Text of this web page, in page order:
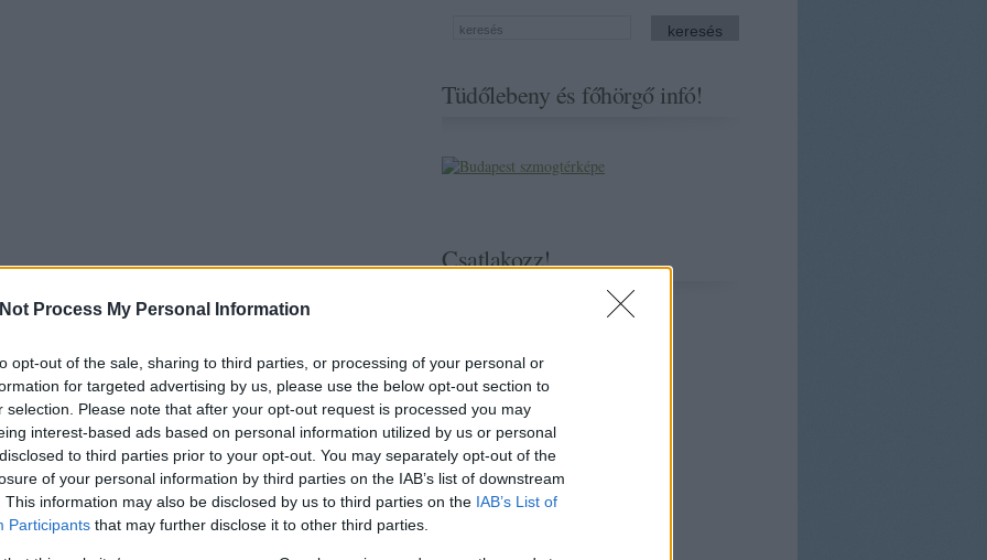
Process My Personal Information
opt-out of the sale, sharing to third parties, or processing of your personal or
for targeted advertising by us, please use the below opt-out section to
selection. Please note that after your opt-out request is processed you may
interest-based ads based on personal information utilized by us or personal
to third parties prior to your opt-out. You may separately opt-out of the
of your personal information by third parties on the IAB’s list of downstream
This information may also be disclosed by us to third parties on the IAB’s List of
Participants that may further disclose it to other third parties.
sem tudták cáfolni, így ezen perek kimenetele előre
végén nyilvánosságra kerültek, mégis ennek tudatában
termék forgalmazását.
mérések több cég esetében is ártalmas, gyermekekre
A viszonylag liberális magyar szabályozásnak sem tudnak
óriási extraprofittal folyik.
termékei tesztünkben ártalmasnak bizonyultak, beperelték
Tüdőlebeny és főhörgő infó!
Csatlakozz!